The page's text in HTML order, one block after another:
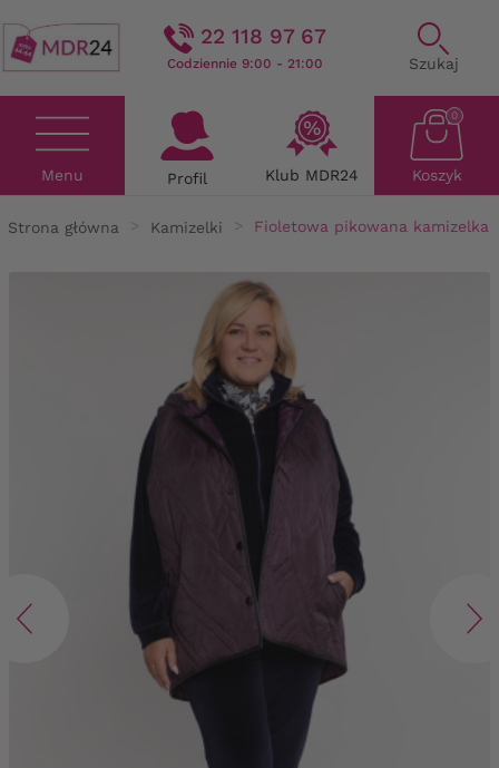
22 118 97 67
Codziennie 9:00 - 21:00 Szukaj
Menu Profil Klub MDR24 Koszyk
0
Strona główna Kamizelki Fioletowa pikowana kamizelka